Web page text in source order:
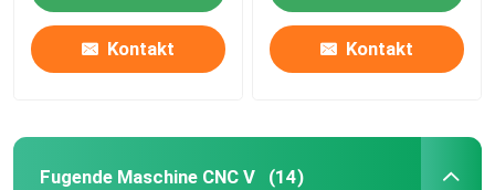
Kontakt Kontakt
Fugende Maschine CNC V (14)